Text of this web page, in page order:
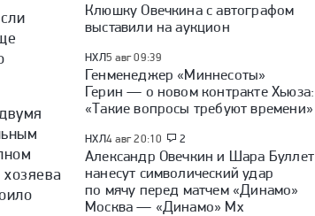
Клюшку Овечкина с автографом
выставили на аукцион
НХЛ5 авг 09:39
Генменеджер «Миннесоты»
Герин — о новом контракте Хьюза:
«Такие вопросы требуют времени»
НХЛ4 авг 20:10 2
Александр Овечкин и Шара Буллет
нанесут символический удар
по мячу перед матчем «Динамо»
Москва — «Динамо» Мх